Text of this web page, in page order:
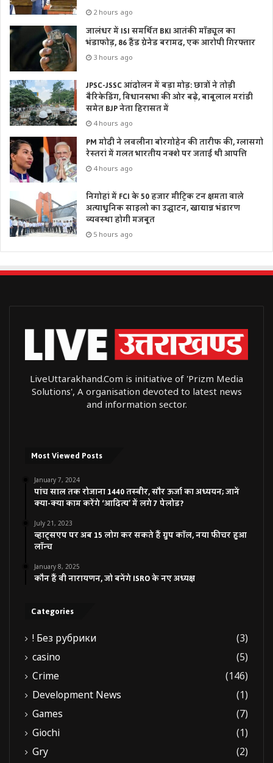
2 hours ago
जालंधर में ISI समर्थित BKI आतंकी मॉड्यूल का
भंडाफोड़, 86 हैंड ग्रेनेड बरामद, एक आरोपी गिरफ्तार
3 hours ago
JPSC-JSSC आंदोलन में बड़ा मोड़: छात्रों ने तोड़ी
बैरिकेडिंग, विधानसभा की ओर बढ़े, बाबूलाल मरांडी
समेत BJP नेता हिरासत में
4 hours ago
PM मोदी ने लवलीना बोरगोहेन की तारीफ की, ग्लासगो
रेस्तरां में गलत भारतीय नक्शे पर जताई थी आपत्ति
4 hours ago
निगोहां में FCI के 50 हजार मीट्रिक टन क्षमता वाले
अत्याधुनिक साइलो का उद्घाटन, खाद्यान्न भंडारण
व्यवस्था होगी मजबूत
5 hours ago
LiveUttarakhand.Com is initiative of 'Prizm Media
Solutions', A organisation devoted to latest news
and information sector.
Most Viewed Posts
January 7, 2024
पांच साल तक रोजाना 1440 तस्वीर, सौर ऊर्जा का अध्ययन; जानें
क्या-क्या काम करेंगे ‘आदित्य’ में लगे 7 पेलोड?
July 21, 2023
व्हाट्सएप पर अब 15 लोग कर सकते हैं ग्रुप कॉल, नया फीचर हुआ
लॉन्च
January 8, 2025
कौन हैं वी नारायणन, जो बनेंगे ISRO के नए अध्यक्ष
Categories
! Без рубрики
(3)
casino
(5)
Crime
(146)
Development News
(1)
Games
(7)
Giochi
(1)
Gry
(2)